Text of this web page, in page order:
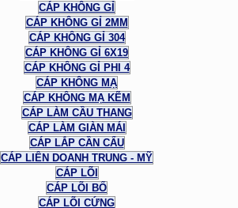
CÁP KHÔNG GỈ
CÁP KHÔNG GỈ 2MM
CÁP KHÔNG GỈ 304
CÁP KHÔNG GỈ 6X19
CÁP KHÔNG GỈ PHI 4
CÁP KHÔNG MẠ
CÁP KHÔNG MẠ KẼM
CÁP LÀM CẦU THANG
CÁP LÀM GIÀN MÁI
CÁP LẮP CẦN CẨU
CÁP LIÊN DOANH TRUNG - MỸ
CÁP LÕI
CÁP LÕI BỐ
CÁP LÕI CỨNG